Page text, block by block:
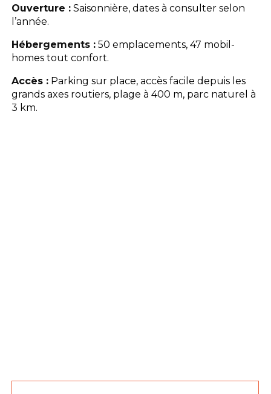
Ouverture : Saisonnière, dates à consulter selon
l’année.
Hébergements : 50 emplacements, 47 mobil-
homes tout confort.
Accès : Parking sur place, accès facile depuis les
grands axes routiers, plage à 400 m, parc naturel à
3 km.